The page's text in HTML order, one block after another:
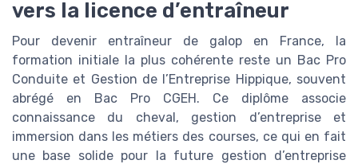
vers la licence d’entraîneur
Pour devenir entraîneur de galop en France, la
formation initiale la plus cohérente reste un Bac Pro
Conduite et Gestion de l’Entreprise Hippique, souvent
abrégé en Bac Pro CGEH. Ce diplôme associe
connaissance du cheval, gestion d’entreprise et
immersion dans les métiers des courses, ce qui en fait
une base solide pour la future gestion d’entreprise